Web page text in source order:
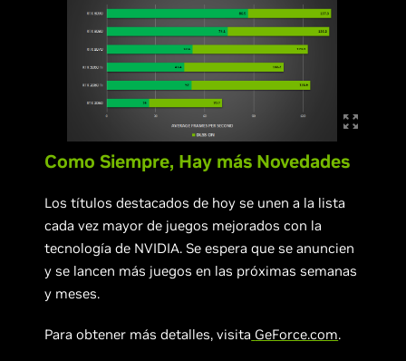
Como Siempre, Hay más Novedades
Los títulos destacados de hoy se unen a la lista
cada vez mayor de juegos mejorados con la
tecnología de NVIDIA. Se espera que se anuncien
y se lancen más juegos en las próximas semanas
y meses.
Para obtener más detalles, visita GeForce.com.